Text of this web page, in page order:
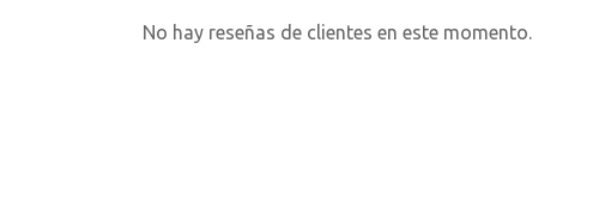
No hay reseñas de clientes en este momento.